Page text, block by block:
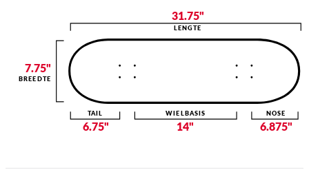
31.75"
LENGTE
14"
WIELBASIS
6.875"
NOSE
6.75"
TAIL
7.75"
BREEDTE